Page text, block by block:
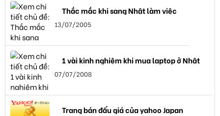
Thắc mắc khi sang Nhật làm việc
13/07/2005
1 vài kinh nghiệm khi mua laptop ở Nhật
07/07/2008
Trang bán đấu giá của yahoo Japan